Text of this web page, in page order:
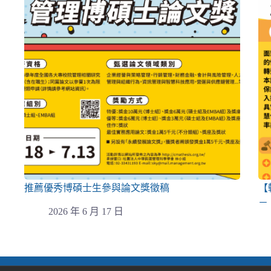
推薦優秀博碩士生參與論文獎徵稿
2026 年 6 月 17 日
－